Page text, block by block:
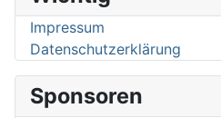
Impressum
Datenschutzerklärung
Sponsoren